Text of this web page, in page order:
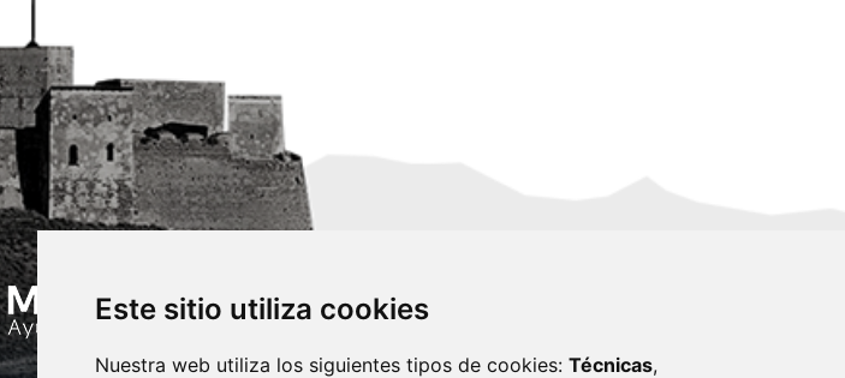
Este sitio utiliza cookies
Nuestra web utiliza los siguientes tipos de cookies: Técnicas,